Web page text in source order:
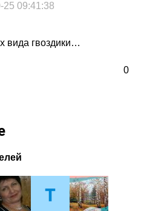
25 09:41:38
0
вида гвоздики…